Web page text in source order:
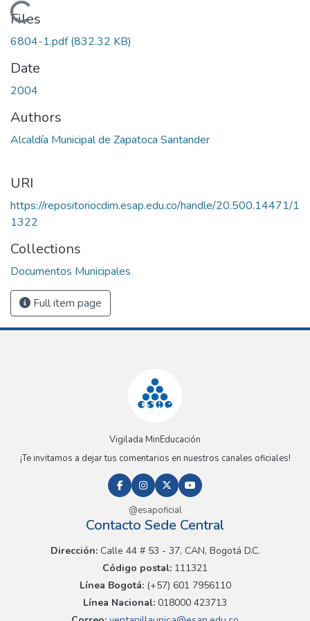
Loading...
Files
6804-1.pdf(832.32 KB)
Date
2004
Authors
Alcaldía Municipal de Zapatoca Santander
URI
https://repositoriocdim.esap.edu.co/handle/20.500.14471/1
1322
Collections
Documentos Municipales
Full item page
Vigilada MinEducación
¡Te invitamos a dejar tus comentarios en nuestros canales oficiales!
@esapoficial
Contacto Sede Central
Dirección:Calle 44 # 53 - 37, CAN, Bogotá D.C.
Código postal: 111321
Línea Bogotá:(+57) 601 7956110
Línea Nacional: 018000 423713